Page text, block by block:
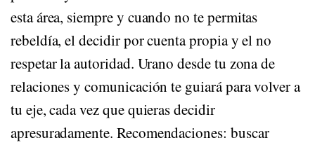
esta área, siempre y cuando no te permitas
rebeldía, el decidir por cuenta propia y el no
respetar la autoridad. Urano desde tu zona de
relaciones y comunicación te guiará para volver a
tu eje, cada vez que quieras decidir
apresuradamente. Recomendaciones: buscar